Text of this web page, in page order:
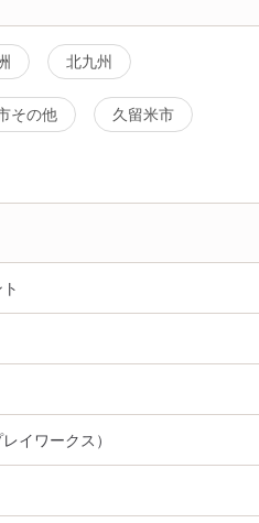
北九州
その他 久留米市
イワークス）